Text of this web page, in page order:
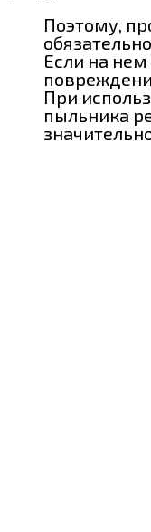
Поэтому,
Если на
При
пыльника